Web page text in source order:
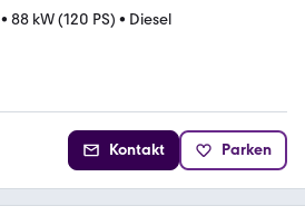
• 88 kW (120 PS) • Diesel
Kontakt Parken